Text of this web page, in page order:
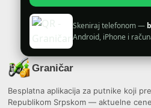
Skeniraj telefonom —
Android, iPhone i
Graničar
Besplatna aplikacija za putnike koji
Republikom Srpskom — aktuelne